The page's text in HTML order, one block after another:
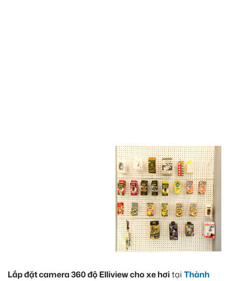
Lắp đặt camera 360 độ Elliview cho xe hơitại Thành